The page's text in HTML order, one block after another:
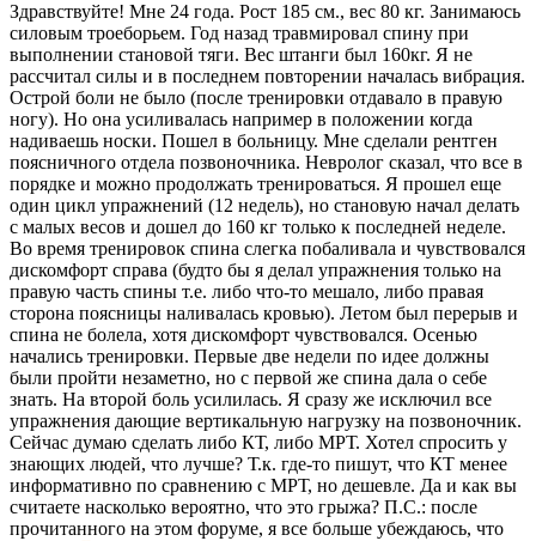
Здравствуйте! Мне 24 года. Рост 185 см., вес 80 кг. Занимаюсь
силовым троеборьем. Год назад травмировал спину при
выполнении становой тяги. Вес штанги был 160кг. Я не
рассчитал силы и в последнем повторении началась вибрация.
Острой боли не было (после тренировки отдавало в правую
ногу). Но она усиливалась например в положении когда
надиваешь носки. Пошел в больницу. Мне сделали рентген
поясничного отдела позвоночника. Невролог сказал, что все в
порядке и можно продолжать тренироваться. Я прошел еще
один цикл упражнений (12 недель), но становую начал делать
с малых весов и дошел до 160 кг только к последней неделе.
Во время тренировок спина слегка побаливала и чувствовался
дискомфорт справа (будто бы я делал упражнения только на
правую часть спины т.е. либо что-то мешало, либо правая
сторона поясницы наливалась кровью). Летом был перерыв и
спина не болела, хотя дискомфорт чувствовался. Осенью
начались тренировки. Первые две недели по идее должны
были пройти незаметно, но с первой же спина дала о себе
знать. На второй боль усилилась. Я сразу же исключил все
упражнения дающие вертикальную нагрузку на позвоночник.
Сейчас думаю сделать либо КТ, либо МРТ. Хотел спросить у
знающих людей, что лучше? Т.к. где-то пишут, что КТ менее
информативно по сравнению с МРТ, но дешевле. Да и как вы
считаете насколько вероятно, что это грыжа? П.С.: после
прочитанного на этом форуме, я все больше убеждаюсь, что